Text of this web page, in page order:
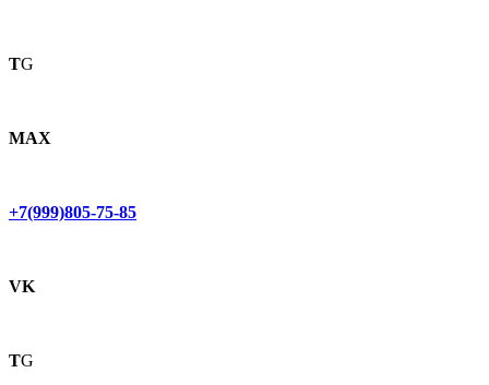
TG
MAX
+7(999)805-75-85
VK
TG